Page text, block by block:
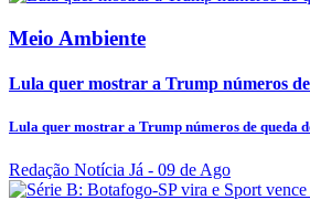
Meio Ambiente
Lula quer mostrar a Trump números
Lula quer mostrar a Trump números de queda
Redação Notícia Já - 09 de Ago